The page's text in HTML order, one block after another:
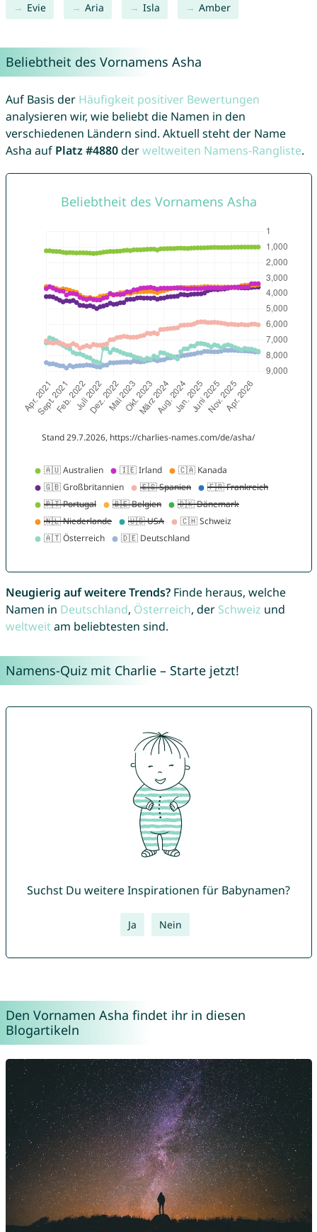
Evie Aria Isla Amber
Beliebtheit des Vornamens Asha
Auf Basis der Häufigkeit positiver Bewertungen
analysieren wir, wie beliebt die Namen in den
verschiedenen Ländern sind. Aktuell steht der Name
Asha auf Platz #4880derweltweiten Namens-Rangliste.
Neugierig auf weitere Trends?Finde heraus, welche
Namen in Deutschland, Österreich, der Schweiz und
weltweitam beliebtesten sind.
Namens-Quiz mit Charlie – Starte jetzt!
Suchst Du weitere Inspirationen für Babynamen?
Ja Nein
Den Vornamen Asha findet ihr in diesen
Blogartikeln